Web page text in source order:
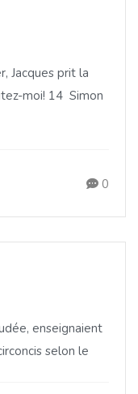
Jacques prit la
moi! 14 Simon
0
enseignaient
selon le